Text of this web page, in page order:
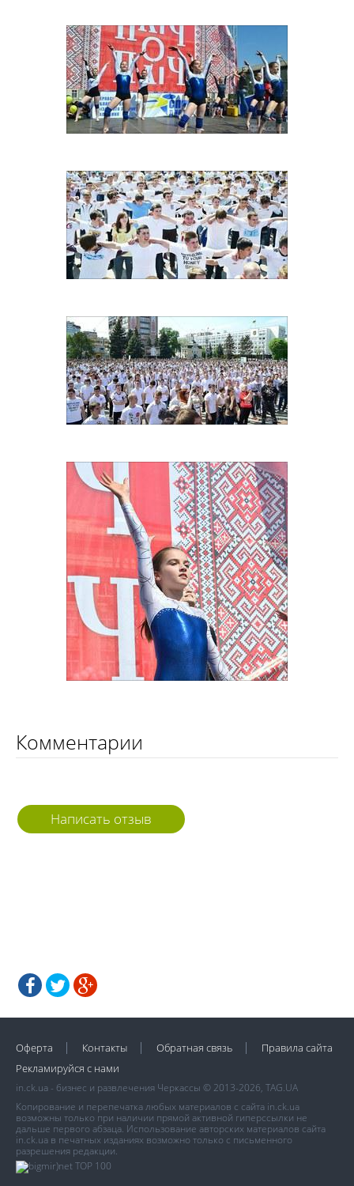
Комментарии
Написать отзыв
Оферта Контакты Обратная связь
Правила сайта
Рекламируйся с нами
in.ck.ua - бизнес и развлечения Черкассы © 2013-2026, TAG.UA
Копирование и перепечатка любых материалов с сайта in.ck.ua
возможны только при наличии прямой активной гиперссылки не
дальше первого абзаца. Использование авторских материалов сайта
in.ck.ua в печатных изданиях возможно только с письменного
разрешения редакции.